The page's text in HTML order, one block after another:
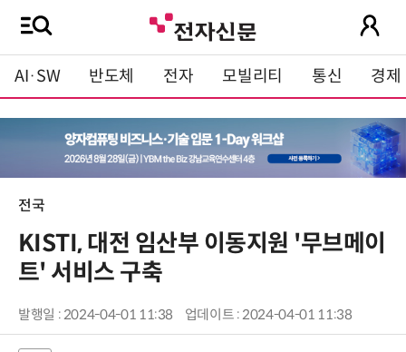
AI·SW 반도체 전자 모빌리티 통신 경제
전국
KISTI, 대전 임산부 이동지원 '무브메이
트' 서비스 구축
발행일 : 2024-04-01 11:38 업데이트 : 2024-04-01 11:38